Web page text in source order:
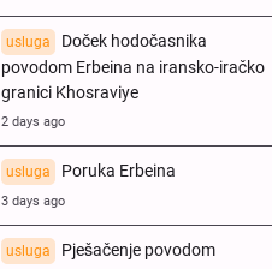
usluga
Doček hodočasnika
povodom Erbeina na iransko-iračko
granici Khosraviye
2 days ago
usluga Poruka Erbeina
3 days ago
usluga
Pješačenje povodom